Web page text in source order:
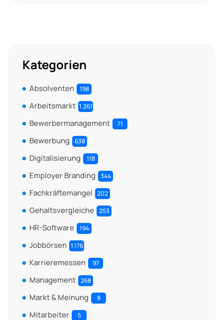
Kategorien
Absolventen 198
Arbeitsmarkt 1.261
Bewerbermanagement 71
Bewerbung 638
Digitalisierung 118
Employer Branding 344
Fachkräftemangel 202
Gehaltsvergleiche 253
HR-Software 194
Jobbörsen 1.176
Karrieremessen 97
Management 268
Markt & Meinung 8
Mitarbeiter 5